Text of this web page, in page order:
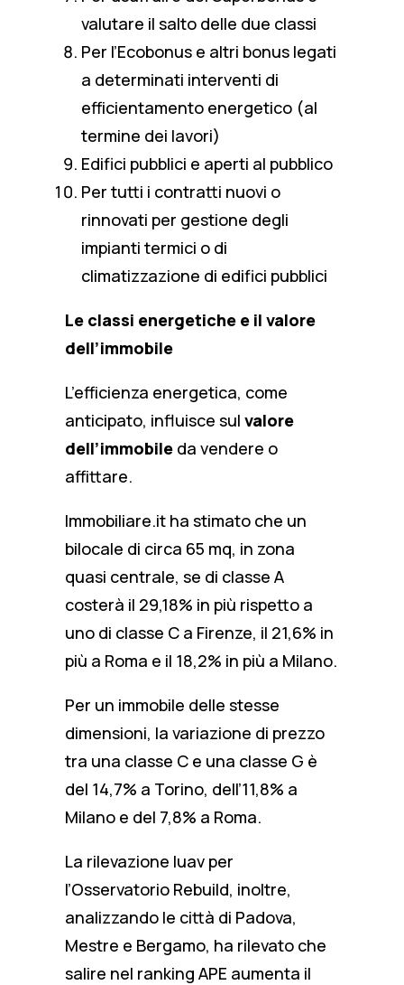
valutare il salto delle due classi
Per l’Ecobonus e altri bonus legati
a determinati interventi di
efficientamento energetico (al
termine dei lavori)
Edifici pubblici e aperti al pubblico
Per tutti i contratti nuovi o
rinnovati per gestione degli
impianti termici o di
climatizzazione di edifici pubblici
Le classi energetiche e il valore
dell’immobile
L’efficienza energetica, come
anticipato, influisce sul valore
dell’immobile da vendere o
affittare.
Immobiliare.it ha stimato che un
bilocale di circa 65 mq, in zona
quasi centrale, se di classe A
costerà il 29,18% in più rispetto a
uno di classe C a Firenze, il 21,6% in
più a Roma e il 18,2% in più a Milano.
Per un immobile delle stesse
dimensioni, la variazione di prezzo
tra una classe C e una classe G è
del 14,7% a Torino, dell’11,8% a
Milano e del 7,8% a Roma.
La rilevazione Iuav per
l’Osservatorio Rebuild, inoltre,
analizzando le città di Padova,
Mestre e Bergamo, ha rilevato che
salire nel ranking APE aumenta il